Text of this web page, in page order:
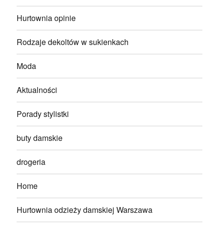
Hurtownia opinie
Rodzaje dekoltów w sukienkach
Moda
Aktualności
Porady stylistki
buty damskie
drogeria
Home
Hurtownia odzieży damskiej Warszawa